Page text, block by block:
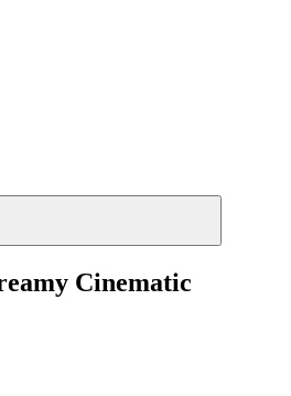
Cinematic